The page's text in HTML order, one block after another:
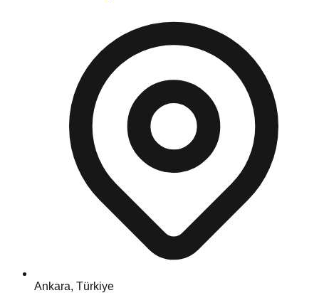
Ankara, Türkiye